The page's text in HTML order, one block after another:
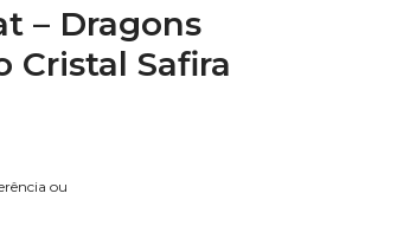
– Dragons
Cristal Safira
ou